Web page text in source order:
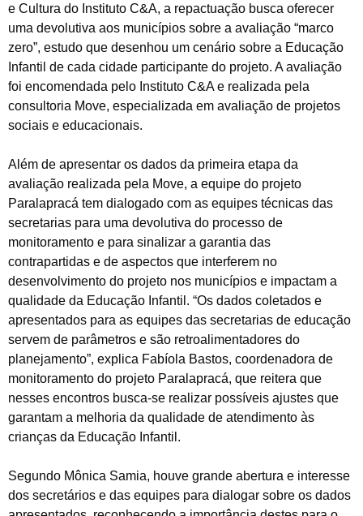
e Cultura do Instituto C&A, a repactuação busca oferecer
uma devolutiva aos municípios sobre a avaliação “marco
zero”, estudo que desenhou um cenário sobre a Educação
Infantil de cada cidade participante do projeto. A avaliação
foi encomendada pelo Instituto C&A e realizada pela
consultoria Move, especializada em avaliação de projetos
sociais e educacionais.
Além de apresentar os dados da primeira etapa da
avaliação realizada pela Move, a equipe do projeto
Paralapracá tem dialogado com as equipes técnicas das
secretarias para uma devolutiva do processo de
monitoramento e para sinalizar a garantia das
contrapartidas e de aspectos que interferem no
desenvolvimento do projeto nos municípios e impactam a
qualidade da Educação Infantil. “Os dados coletados e
apresentados para as equipes das secretarias de educação
servem de parâmetros e são retroalimentadores do
planejamento”, explica Fabíola Bastos, coordenadora de
monitoramento do projeto Paralapracá, que reitera que
nesses encontros busca-se realizar possíveis ajustes que
garantam a melhoria da qualidade de atendimento às
crianças da Educação Infantil.
Segundo Mônica Samia, houve grande abertura e interesse
dos secretários e das equipes para dialogar sobre os dados